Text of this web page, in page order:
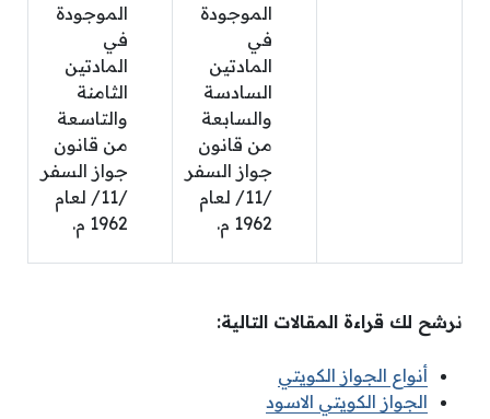
الموجودة
في
المادتين
السادسة
والسابعة
من قانون
جواز السفر
/11/ لعام
1962 م.
الموجودة
في
المادتين
الثامنة
والتاسعة
من قانون
جواز السفر
/11/ لعام
1962 م.
نرشح لك قراءة المقالات التالية:
أنواع الجواز الكويتي
الجواز الكويتي الاسود